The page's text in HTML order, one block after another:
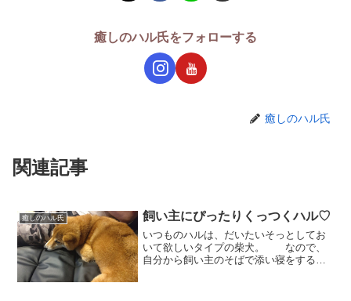
癒しのハル氏をフォローする
癒しのハル氏
関連記事
癒しのハル氏 飼い主にぴったりくっつくハル♡
いつものハルは、だいたいそっとしてお
いて欲しいタイプの柴犬。 なので、
自分から飼い主のそばで添い寝をするの